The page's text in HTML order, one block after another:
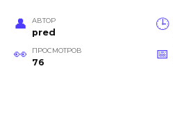
АВТОР
pred
ПРОСМОТРОВ
76